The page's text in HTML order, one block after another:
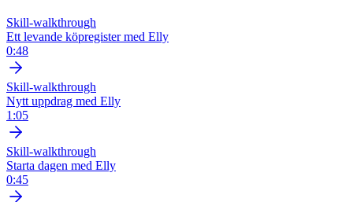
Skill-walkthrough
Ett levande köpregister med Elly
0:48
Skill-walkthrough
Nytt uppdrag med Elly
1:05
Skill-walkthrough
Starta dagen med Elly
0:45